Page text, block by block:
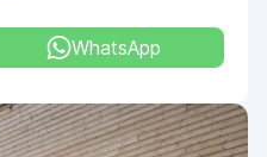
WhatsApp